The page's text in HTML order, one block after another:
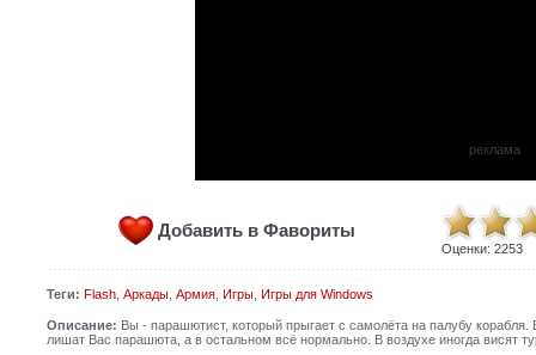
реклама
Добавить в Фавориты
Оценки: 2253
Теги: Flash, Аркады, Армия, Игры, Игры для Windows
Описание: Вы - парашютист, который прыгает с самолёта на палубу
лишат Вас парашюта, а в остальном всё нормально. В воздухе иногда висят